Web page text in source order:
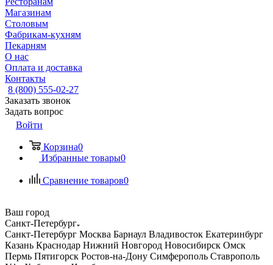
Магазинам
Столовым
Фабрикам-кухням
Пекарням
О нас
Оплата и доставка
Контакты
8 (800) 555-02-27
Заказать звонок
Задать вопрос
Войти
Корзина0
Избранные товары0
Сравнение товаров0
Ваш город
Санкт-Петербург
Санкт-Петербург Москва Барнаул Владивосток Екатеринбург
Казань Краснодар Нижний Новгород Новосибирск Омск
Пермь Пятигорск Ростов-на-Дону Симферополь Ставрополь